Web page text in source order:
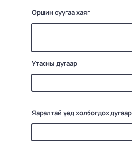
Оршин суугаа хаяг
Утасны дугаар
Яаралтай үед холбогдох дугаар